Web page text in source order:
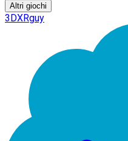
Altri giochi
3DXRguy